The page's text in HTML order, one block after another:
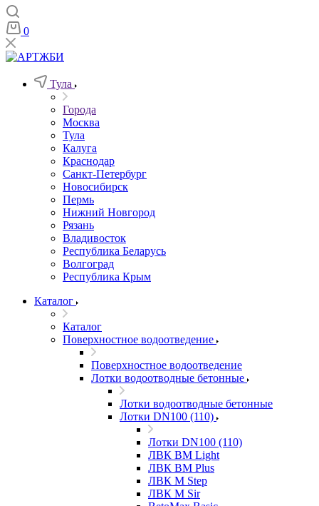
0
Тула
Города
Москва
Тула
Калуга
Краснодар
Санкт-Петербург
Новосибирск
Пермь
Нижний Новгород
Рязань
Владивосток
Республика Беларусь
Волгоград
Республика Крым
Каталог
Каталог
Поверхностное водоотведение
Поверхностное водоотведение
Лотки водоотводные бетонные
Лотки водоотводные бетонные
Лотки DN100 (110)
Лотки DN100 (110)
ЛВК ВМ Light
ЛВК ВМ Plus
ЛВК М Step
ЛВК М Sir